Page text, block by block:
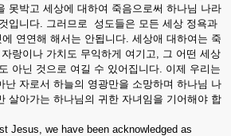
못박고 세상에 대하여 죽음으로써 하나님 나라
입니다. 그러므로 성도들은 모든 세상 정욕과
연연해 해서는 안됩니다. 세상애 대하여는 죽
랑이나 가치도 무익하게 여기고, 그 어떤 세상
아닌 것으로 여길 수 있어집니다. 이제 우리는
난 자로서 하늘의 영광만을 소망하며 하나님 나
살아가는 하나님의 귀한 자녀임을 기어해야 합
Jesus, we have been acknowledged as